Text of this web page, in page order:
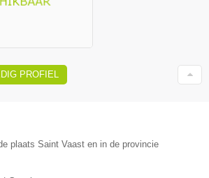
PROFIEL
plaats Saint Vaast en in de provincie